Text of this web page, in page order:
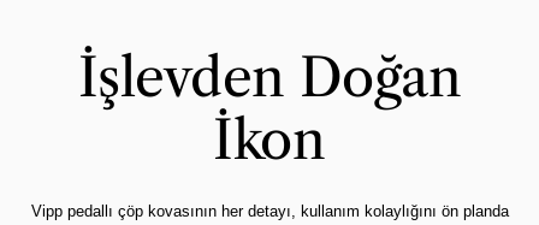
İşlevden Doğan
İkon
Vipp pedallı çöp kovasının her detayı, kullanım kolaylığını ön planda